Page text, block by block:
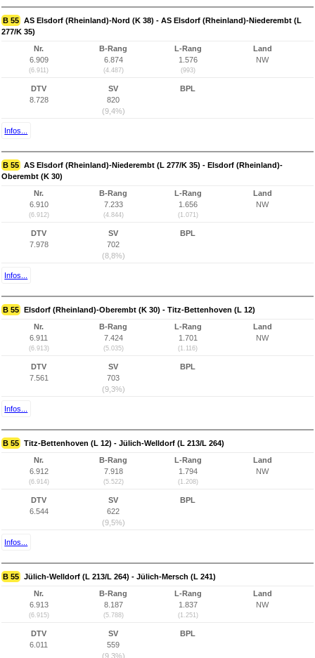
B 55 AS Elsdorf (Rheinland)-Nord (K 38) - AS Elsdorf (Rheinland)-Niederembt (L
277/K 35)
Nr.
6.909
(6.911)
B-Rang
6.874
(4.487)
L-Rang
1.576
(993)
Land
NW
DTV
8.728
SV
820
(9,4%)
BPL
Infos...
B 55 AS Elsdorf (Rheinland)-Niederembt (L 277/K 35) - Elsdorf (Rheinland)-
Oberembt (K 30)
Nr.
6.910
(6.912)
B-Rang
7.233
(4.844)
L-Rang
1.656
(1.071)
Land
NW
DTV
7.978
SV
702
(8,8%)
BPL
Infos...
B 55 Elsdorf (Rheinland)-Oberembt (K 30) - Titz-Bettenhoven (L 12)
Nr.
6.911
(6.913)
B-Rang
7.424
(5.035)
L-Rang
1.701
(1.116)
Land
NW
DTV
7.561
SV
703
(9,3%)
BPL
Infos...
B 55 Titz-Bettenhoven (L 12) - Jülich-Welldorf (L 213/L 264)
Nr.
6.912
(6.914)
B-Rang
7.918
(5.522)
L-Rang
1.794
(1.208)
Land
NW
DTV
6.544
SV
622
(9,5%)
BPL
Infos...
B 55 Jülich-Welldorf (L 213/L 264) - Jülich-Mersch (L 241)
Nr.
6.913
(6.915)
B-Rang
8.187
(5.788)
L-Rang
1.837
(1.251)
Land
NW
DTV
6.011
SV
559
(9,3%)
BPL